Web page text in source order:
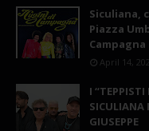
Siculiana,
Piazza
Campagna
April 14,
I
SICULIANA
GIUSEPPE